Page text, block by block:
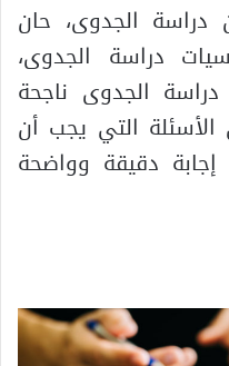
دراسة الجدوى، حان
دراسة الجدوى،
الجدوى ناجحة
التي يجب أن
دقيقة وواضحة